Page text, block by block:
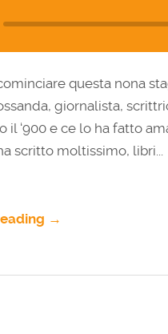
questa nona
giornalista,
il ‘900 e ce lo ha fatto
scritto moltissimo, libri...
→